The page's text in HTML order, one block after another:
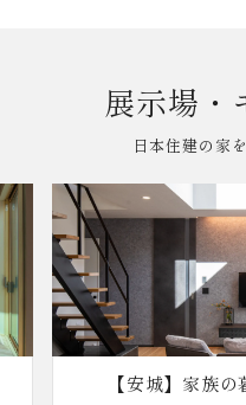
展示場・
日本住建の家
【安